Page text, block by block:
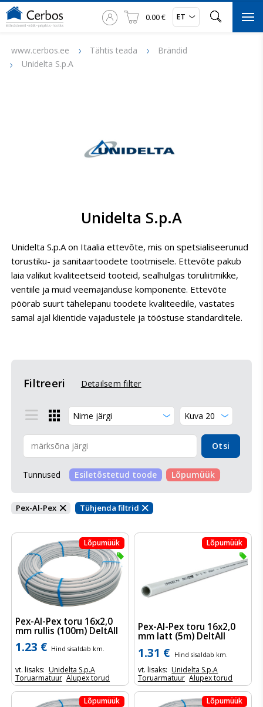
  0.00 € ET  
www.cerbos.ee Tähtis teada
Brändid
Unidelta S.p.A
Unidelta S.p.A
Unidelta S.p.A on Itaalia ettevõte, mis on spetsialiseerunud
torustiku- ja sanitaartoodete tootmisele. Ettevõte pakub
laia valikut kvaliteetseid tooteid, sealhulgas toruliitmikke,
ventiile ja muid veemajanduse komponente. Ettevõte
pöörab suurt tähelepanu toodete kvaliteedile, vastates
samal ajal klientide vajadustele ja tööstuse standarditele.
Filtreeri Detailsem filter
Otsi
 
Tunnused Esiletõstetud toode Lõpumüük
Pex-Al-Pex  Tühjenda filtrid 
Lõpumüük

Pex-Al-Pex toru 16x2,0
mm rullis (100m) DeltAll
1.23 € Hind sisaldab km.
vt. lisaks: Unidelta S.p.A
Toruarmatuur Alupex torud
Lõpumüük

Pex-Al-Pex toru 16x2,0
mm latt (5m) DeltAll
1.31 € Hind sisaldab km.
vt. lisaks: Unidelta S.p.A
Toruarmatuur Alupex torud
Lõpumüük Lõpumüük